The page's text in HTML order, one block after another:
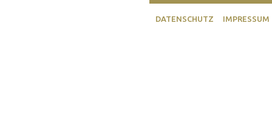
DATENSCHUTZ IMPRESSUM